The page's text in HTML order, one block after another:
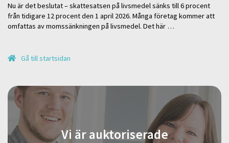
Nu är det beslutat – skattesatsen på livsmedel sänks till 6 procent
från tidigare 12 procent den 1 april 2026. Många företag kommer att
omfattas av momssänkningen på livsmedel. Det här …
Gå till startsidan
Vi är auktoriserade